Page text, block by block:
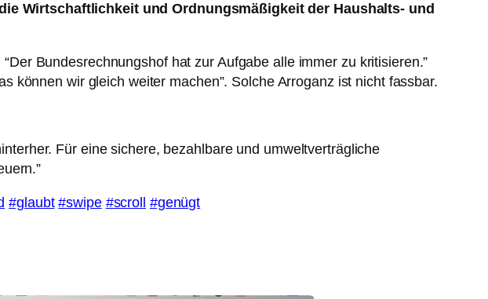
Wirtschaftlichkeit und Ordnungsmäßigkeit der Haushalts- und
Bundesrechnungshof hat zur Aufgabe alle immer zu kritisieren.”
können wir gleich weiter machen”. Solche Arroganz ist nicht fassbar.
Für eine sichere, bezahlbare und umweltverträgliche
#glaubt #swipe #scroll
#genügt